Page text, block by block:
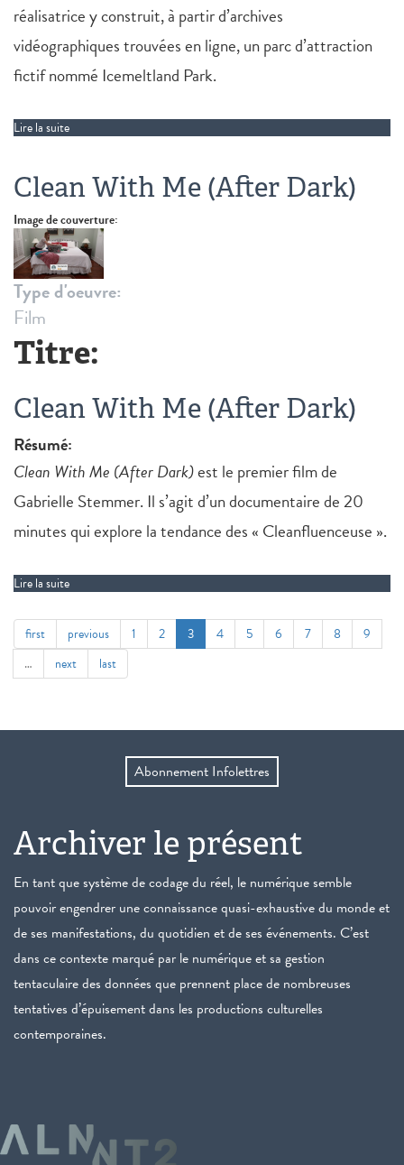
réalisatrice y construit, à partir d’archives
vidéographiques trouvées en ligne, un parc d’attraction
fictif nommé Icemeltland Park.
Lire la suite
Clean With Me (After Dark)
Image de couverture:
Type d'oeuvre:
Film
Titre:
Clean With Me (After Dark)
Résumé:
Clean With Me (After Dark)est le premier film de
Gabrielle Stemmer. Il s’agit d’un documentaire de 20
minutes qui explore la tendance des « Cleanfluenceuse ».
Lire la suite
first previous 1 2 3 4 5 6 7 8
9
…
next last
Abonnement Infolettres
Archiver le présent
En tant que système de codage du réel, le numérique semble
pouvoir engendrer une connaissance quasi-exhaustive du monde et
de ses manifestations, du quotidien et de ses événements. C’est
dans ce contexte marqué par le numérique et sa gestion
tentaculaire des données que prennent place de nombreuses
tentatives d’épuisement dans les productions culturelles
contemporaines.